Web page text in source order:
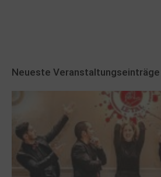
Neueste Veranstaltungseinträge